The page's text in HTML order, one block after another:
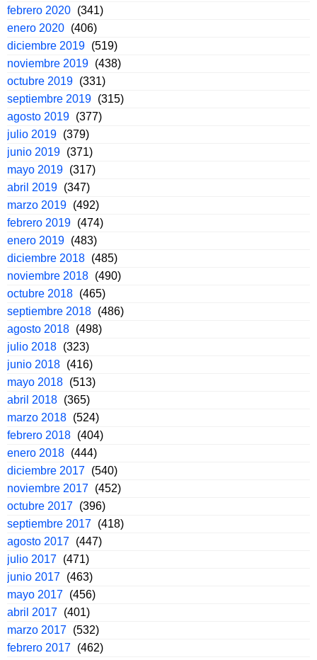
febrero 2020 (341)
enero 2020 (406)
diciembre 2019 (519)
noviembre 2019 (438)
octubre 2019 (331)
septiembre 2019 (315)
agosto 2019 (377)
julio 2019 (379)
junio 2019 (371)
mayo 2019 (317)
abril 2019 (347)
marzo 2019 (492)
febrero 2019 (474)
enero 2019 (483)
diciembre 2018 (485)
noviembre 2018 (490)
octubre 2018 (465)
septiembre 2018 (486)
agosto 2018 (498)
julio 2018 (323)
junio 2018 (416)
mayo 2018 (513)
abril 2018 (365)
marzo 2018 (524)
febrero 2018 (404)
enero 2018 (444)
diciembre 2017 (540)
noviembre 2017 (452)
octubre 2017 (396)
septiembre 2017 (418)
agosto 2017 (447)
julio 2017 (471)
junio 2017 (463)
mayo 2017 (456)
abril 2017 (401)
marzo 2017 (532)
febrero 2017 (462)